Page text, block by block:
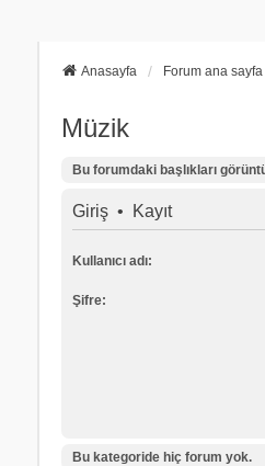
Anasayfa Forum ana sayfa
Müzik
Bu forumdaki başlıkları
Giriş• Kayıt
Kullanıcı adı:
Şifre:
Bu kategoride hiç forum yok.